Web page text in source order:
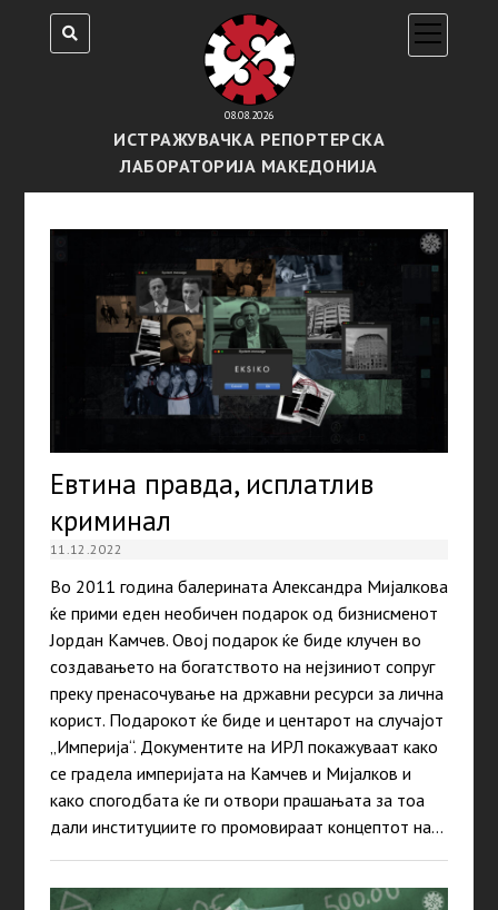
08.08.2026
ИСТРАЖУВАЧКА РЕПОРТЕРСКА
ЛАБОРАТОРИЈА МАКЕДОНИЈА
open
menu
Евтина правда, исплатлив
криминал
11.12.2022
Во 2011 година балерината Александра Мијалкова
ќе прими еден необичен подарок од бизнисменот
Јордан Камчев. Овој подарок ќе биде клучен во
создавањето на богатството на нејзиниот сопруг
преку пренасочување на државни ресурси за лична
корист. Подарокот ќе биде и центарот на случајот
„Империја“. Документите на ИРЛ покажуваат како
се градела империјата на Камчев и Мијалков и
како спогодбата ќе ги отвори прашањата за тоа
дали институциите го промовираат концептот на…